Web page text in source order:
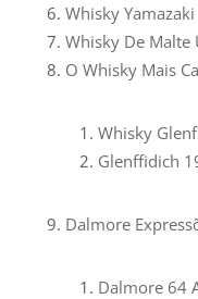
Whisky
Whisky De Malte
O Whisky Mais
Whisky
Glenffidich
Dalmore
Dalmore 64